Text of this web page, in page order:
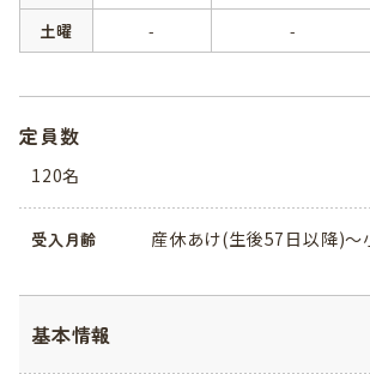
土曜
- -
定員数
120名
受入月齢 産休あけ(生後57日以降)～
基本情報